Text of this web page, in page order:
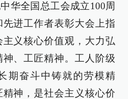
华全国总工会成立100周
进工作者表彰大会上指
义核心价值观，大力弘
、工匠精神。工人阶级
期奋斗中铸就的劳模精
神，是社会主义核心价